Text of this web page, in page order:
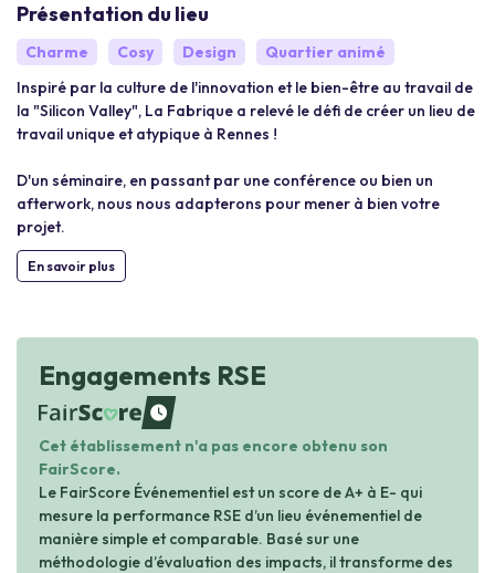
Présentation du lieu
Charme Cosy Design
Quartier animé
Inspiré par la culture de l'innovation et le bien-être au travail de
la "Silicon Valley", La Fabrique a relevé le défi de créer un lieu de
travail unique et atypique à Rennes !
D'un séminaire, en passant par une conférence ou bien un
afterwork, nous nous adapterons pour mener à bien votre
projet.
En savoir plus
Engagements RSE
waiting
Cet établissement n'a pas encore obtenu son
FairScore.
Le FairScore Événementiel est un score de A+ à E- qui
mesure la performance RSE d’un lieu événementiel de
manière simple et comparable. Basé sur une
méthodologie d’évaluation des impacts, il transforme des